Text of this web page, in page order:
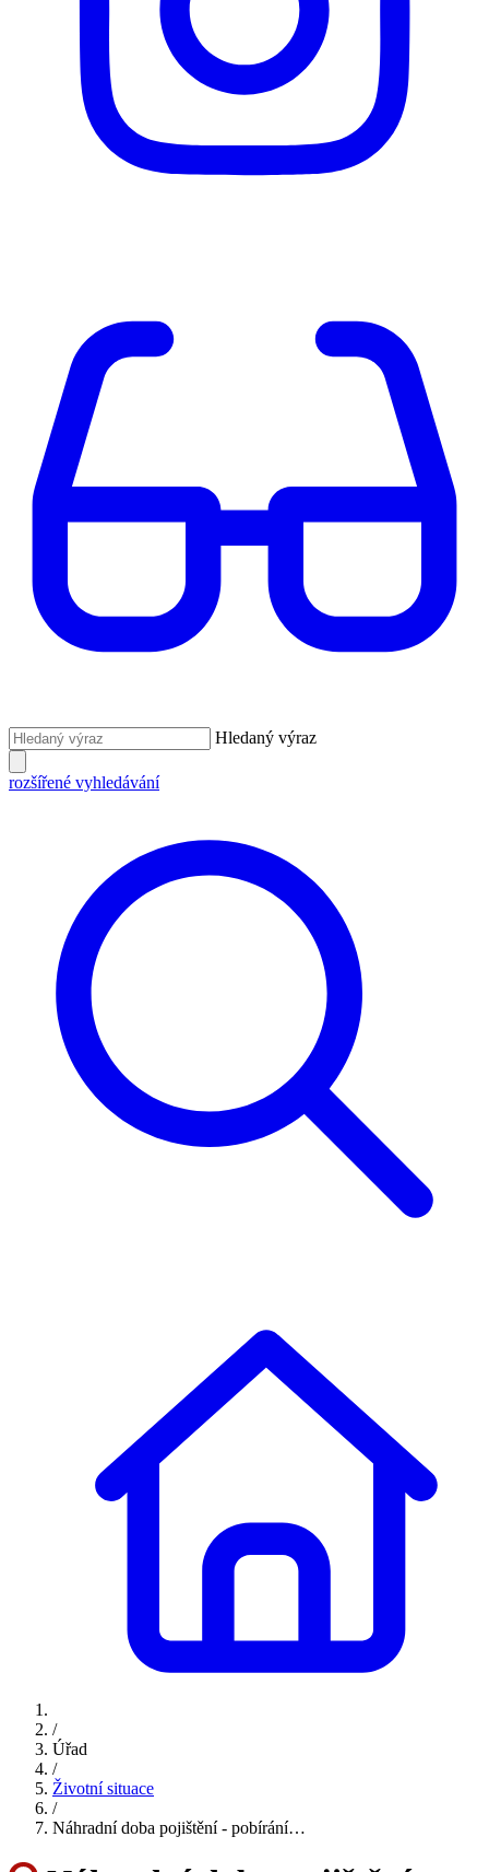
Hledaný výraz
rozšířené vyhledávání
/
Úřad
/
Životní situace
/
Náhradní doba pojištění - pobírání…